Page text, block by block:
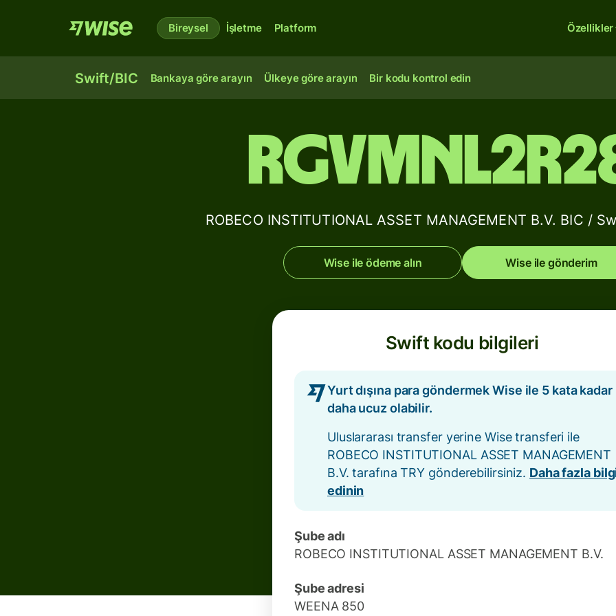
Bireysel İşletme Platform Özellikler
Swift/BIC Bankaya göre arayın Ülkeye göre arayın Bir kodu kontrol edin
ROBECO INSTITUTIONAL ASSET MANAGEMENT B.V. BIC /
Wise ile ödeme alın Wise ile gönderim
Swift kodu bilgileri
Yurt dışına para göndermek Wise ile 5 kata kadar
daha ucuz olabilir.
Uluslararası transfer yerine Wise transferi ile
ROBECO INSTITUTIONAL ASSET MANAGEMENT
B.V. tarafına TRY gönderebilirsiniz. Daha fazla
edinin
Şube adı
ROBECO INSTITUTIONAL ASSET MANAGEMENT B.V.
Şube adresi
WEENA 850